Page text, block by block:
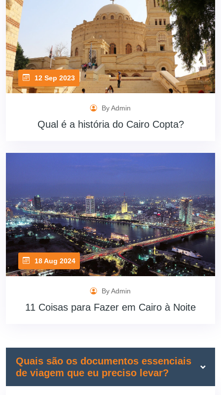
12 Sep 2023
By Admin
Qual é a história do Cairo Copta?
18 Aug 2024
By Admin
11 Coisas para Fazer em Cairo à Noite
Quais são os documentos essenciais
de viagem que eu preciso levar?